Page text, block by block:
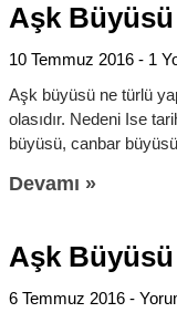
Aşk Büyüsü
10 Temmuz 2016
1
Aşk büyüsü ne türlü
olasıdır. Nedeni Ise
büyüsü, canbar
Devamı »
Aşk
6 Temmuz 2016